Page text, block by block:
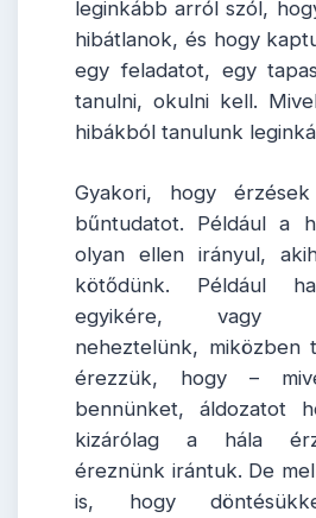
leginkább arról szól,
hibátlanok, és hogy
egy feladatot, egy
tanulni, okulni kell.
hibákból tanulunk
Gyakori, hogy
bűntudatot. Például a
olyan ellen irányul,
kötődünk. Például
egyikére, vagy
neheztelünk, miközben
érezzük, hogy –
bennünket, áldozatot
kizárólag a hála
éreznünk irántuk. De
is, hogy